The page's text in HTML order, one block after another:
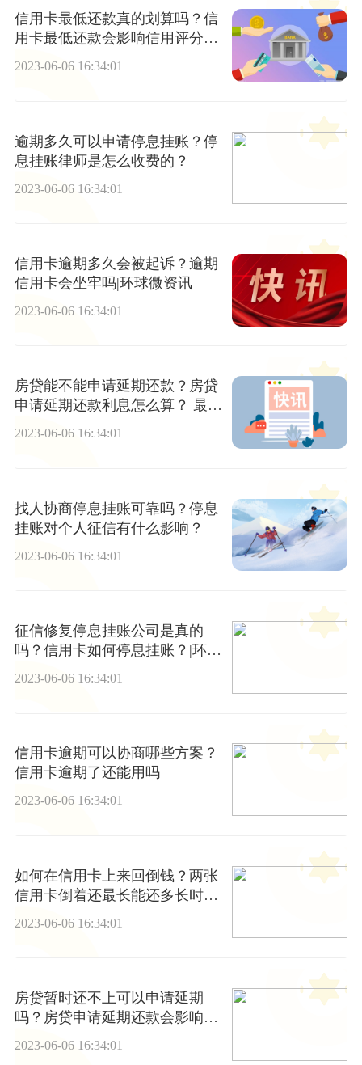
信用卡最低还款真的划算吗？信
用卡最低还款会影响信用评分
吗？ 当前讯息
2023-06-06 16:34:01
逾期多久可以申请停息挂账？停
息挂账律师是怎么收费的？
2023-06-06 16:34:01
信用卡逾期多久会被起诉？逾期
信用卡会坐牢吗|环球微资讯
2023-06-06 16:34:01
房贷能不能申请延期还款？房贷
申请延期还款利息怎么算？ 最新
资讯
2023-06-06 16:34:01
找人协商停息挂账可靠吗？停息
挂账对个人征信有什么影响？
2023-06-06 16:34:01
征信修复停息挂账公司是真的
吗？信用卡如何停息挂账？|环球
时讯
2023-06-06 16:34:01
信用卡逾期可以协商哪些方案？
信用卡逾期了还能用吗
2023-06-06 16:34:01
如何在信用卡上来回倒钱？两张
信用卡倒着还最长能还多长时间
2023-06-06 16:34:01
房贷暂时还不上可以申请延期
吗？房贷申请延期还款会影响征
信吗？ 焦点消息
2023-06-06 16:34:01